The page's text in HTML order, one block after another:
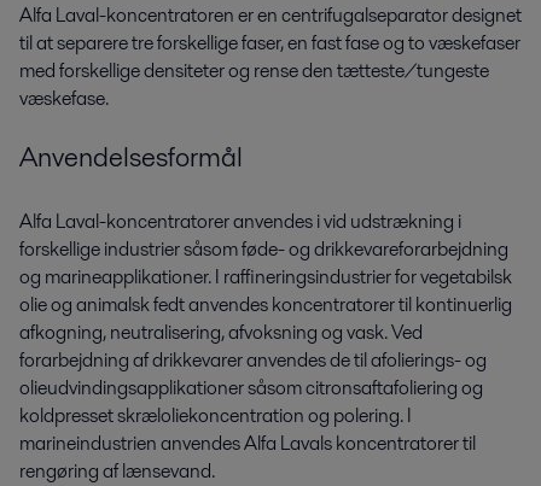
Alfa Laval-koncentratoren er en centrifugalseparator designet
til at separere tre forskellige faser, en fast fase og to væskefaser
med forskellige densiteter og rense den tætteste/tungeste
væskefase.
Anvendelsesformål
Alfa Laval-koncentratorer anvendes i vid udstrækning i
forskellige industrier såsom føde- og drikkevareforarbejdning
og marineapplikationer. I raffineringsindustrier for vegetabilsk
olie og animalsk fedt anvendes koncentratorer til kontinuerlig
afkogning, neutralisering, afvoksning og vask. Ved
forarbejdning af drikkevarer anvendes de til afolierings- og
olieudvindingsapplikationer såsom citronsaftafoliering og
koldpresset skræloliekoncentration og polering. I
marineindustrien anvendes Alfa Lavals koncentratorer til
rengøring af lænsevand.